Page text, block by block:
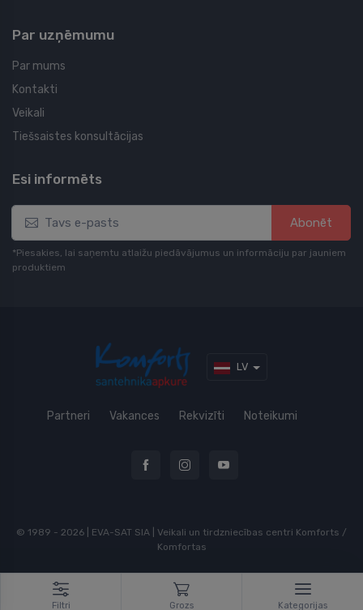
Par uzņēmumu
Par mums
Kontakti
Veikali
Tiešsaistes konsultācijas
Esi informēts
Abonēt
*Piesakies, lai saņemtu atlaižu piedāvājumus un informāciju par jauniem
produktiem
LV
Partneri Vakances Rekvizīti Noteikumi
© 1989 - 2026 | EVA-SAT SIA | Veikali un tirdzniecības centri Komforts /
Komfortas
Filtri Grozs Kategorijas